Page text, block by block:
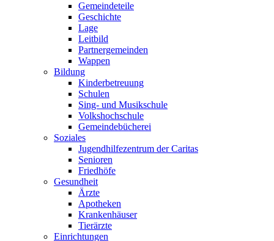
Gemeindeteile
Geschichte
Lage
Leitbild
Partnergemeinden
Wappen
Bildung
Kinderbetreuung
Schulen
Sing- und Musikschule
Volkshochschule
Gemeindebücherei
Soziales
Jugendhilfezentrum der Caritas
Senioren
Friedhöfe
Gesundheit
Ärzte
Apotheken
Krankenhäuser
Tierärzte
Einrichtungen